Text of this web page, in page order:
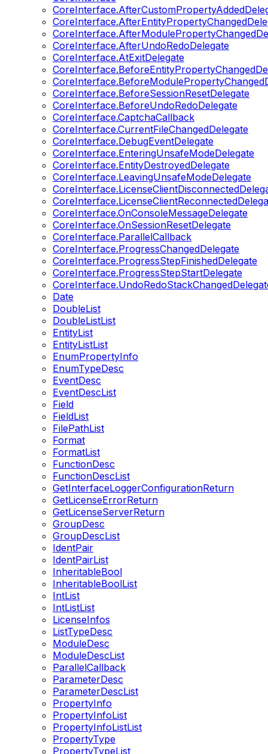
CoreInterface.AfterUndoRedoDelegate
CoreInterface.AtExitDelegate
CoreInterface.BeforeSessionResetDelegate
CoreInterface.BeforeUndoRedoDelegate
CoreInterface.CaptchaCallback
CoreInterface.CurrentFileChangedDelegate
CoreInterface.DebugEventDelegate
CoreInterface.EnteringUnsafeModeDelegate
CoreInterface.EntityDestroyedDelegate
CoreInterface.LeavingUnsafeModeDelegate
CoreInterface.OnConsoleMessageDelegate
CoreInterface.OnSessionResetDelegate
CoreInterface.ParallelCallback
CoreInterface.ProgressChangedDelegate
CoreInterface.ProgressStepFinishedDelegate
CoreInterface.ProgressStepStartDelegate
Date
DoubleList
DoubleListList
EntityList
EntityListList
EnumPropertyInfo
EnumTypeDesc
EventDesc
EventDescList
Field
FieldList
FilePathList
Format
FormatList
FunctionDesc
FunctionDescList
GetInterfaceLoggerConfigurationReturn
GetLicenseErrorReturn
GetLicenseServerReturn
GroupDesc
GroupDescList
IdentPair
IdentPairList
InheritableBool
InheritableBoolList
IntList
IntListList
LicenseInfos
ListTypeDesc
ModuleDesc
ModuleDescList
ParallelCallback
ParameterDesc
ParameterDescList
PropertyInfo
PropertyInfoList
PropertyInfoListList
PropertyType
PropertyTypeList